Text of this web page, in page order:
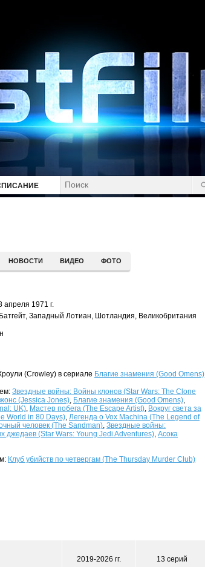
НОВОСТИ ВИДЕО ФОТО
апреля 1971 г.
Западный Лотиан, Шотландия, Великобритания
(Crowley) в сериале Благие знамения (Good Omens)
Звездные войны: Войны клонов (Star Wars: The Clone
(Jessica Jones), Благие знамения (Good Omens),
UK), Мастер побега (The Escape Artist), Вокруг света за
World in 80 Days), Легенда о Vox Machina (The Legend of
человек (The Sandman), Звездные войны:
джедаев (Star Wars: Young Jedi Adventures), Асока
Клуб убийств по четвергам (The Thursday Murder Club)
2019-2026 гг. 13 серий